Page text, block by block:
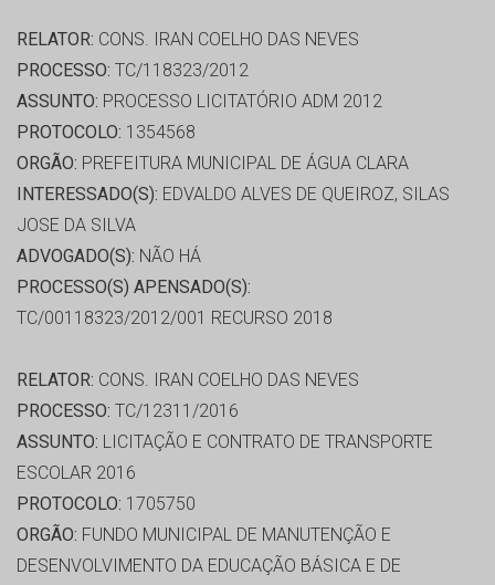
RELATOR: CONS. IRAN COELHO DAS NEVES
PROCESSO: TC/118323/2012
ASSUNTO: PROCESSO LICITATÓRIO ADM 2012
PROTOCOLO: 1354568
ORGÃO: PREFEITURA MUNICIPAL DE ÁGUA CLARA
INTERESSADO(S): EDVALDO ALVES DE QUEIROZ, SILAS
JOSE DA SILVA
ADVOGADO(S): NÃO HÁ
PROCESSO(S) APENSADO(S):
TC/00118323/2012/001 RECURSO 2018
RELATOR: CONS. IRAN COELHO DAS NEVES
PROCESSO: TC/12311/2016
ASSUNTO: LICITAÇÃO E CONTRATO DE TRANSPORTE
ESCOLAR 2016
PROTOCOLO: 1705750
ORGÃO: FUNDO MUNICIPAL DE MANUTENÇÃO E
DESENVOLVIMENTO DA EDUCAÇÃO BÁSICA E DE